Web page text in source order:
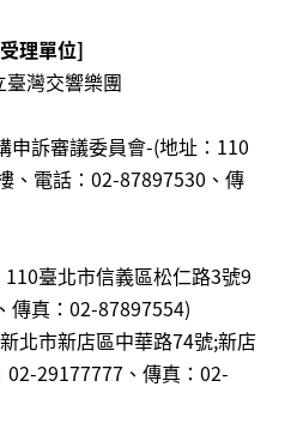
理單位]
臺灣交響樂團
申訴審議委員會-(地址：110
、電話：02-87897530、傳
臺北市信義區松仁路3號9
傳真：02-87897554)
北市新店區中華路74號;新店
29177777、傳真：02-